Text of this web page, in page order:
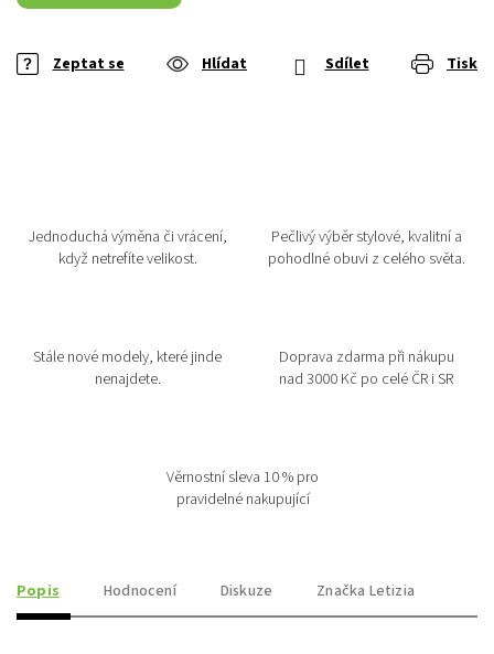
Tisk
Zeptat se Hlídat Sdílet
Jednoduchá výměna či vrácení,
když netrefíte velikost.
Pečlivý výběr stylové, kvalitní a
pohodlné obuvi z celého světa.
Stále nové modely, které jinde
nenajdete.
Doprava zdarma při nákupu
nad 3000 Kč po celé ČR i SR
Věrnostní sleva 10 % pro
pravidelné nakupující
Popis Hodnocení Diskuze Značka Letizia